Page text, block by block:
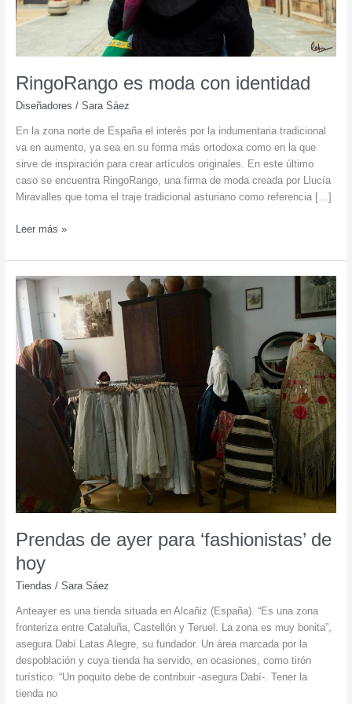
RingoRango es moda con identidad
Diseñadores / Sara Sáez
En la zona norte de España el interés por la indumentaria tradicional
va en aumento, ya sea en su forma más ortodoxa como en la que
sirve de inspiración para crear artículos originales. En este último
caso se encuentra RingoRango, una firma de moda creada por Llucía
Miravalles que toma el traje tradicional asturiano como referencia […]
RingoRango
moda
con
identidad
Leer más »
Prendas de ayer para ‘fashionistas’ de
hoy
Tiendas / Sara Sáez
Anteayer es una tienda situada en Alcañiz (España). “Es una zona
fronteriza entre Cataluña, Castellón y Teruel. La zona es muy bonita”,
asegura Dabí Latas Alegre, su fundador. Un área marcada por la
despoblación y cuya tienda ha servido, en ocasiones, como tirón
turístico. “Un poquito debe de contribuir -asegura Dabí-. Tener la
tienda no